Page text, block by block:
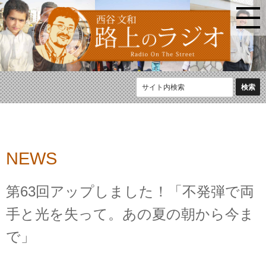
NEWS
第63回アップしました！「不発弾で両
手と光を失って。あの夏の朝から今ま
で」